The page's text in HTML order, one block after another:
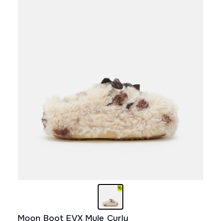
Moon Boot EVX Mule Curly